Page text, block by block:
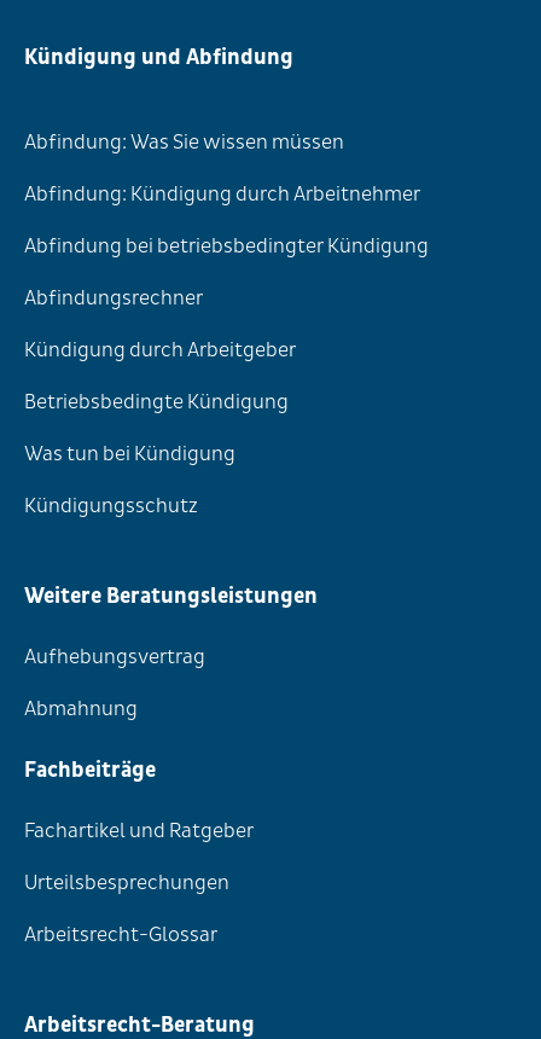
Kündigung und Abfindung
Abfindung: Was Sie wissen müssen
Abfindung: Kündigung durch Arbeitnehmer
Abfindung bei betriebsbedingter Kündigung
Abfindungsrechner
Kündigung durch Arbeitgeber
Betriebsbedingte Kündigung
Was tun bei Kündigung
Kündigungsschutz
Weitere Beratungsleistungen
Aufhebungsvertrag
Abmahnung
Fachbeiträge
Fachartikel und Ratgeber
Urteilsbesprechungen
Arbeitsrecht-Glossar
Arbeitsrecht-Beratung